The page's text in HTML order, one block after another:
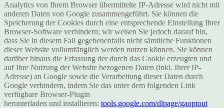
Analytics von Ihrem Browser übermittelte IP-Adresse wird nicht mit
anderen Daten von Google zusammengeführt. Sie können die
Speicherung der Cookies durch eine entsprechende Einstellung Ihrer
Browser-Software verhindern; wir weisen Sie jedoch darauf hin,
dass Sie in diesem Fall gegebenenfalls nicht sämtliche Funktionen
dieser Website vollumfänglich werden nutzen können. Sie können
darüber hinaus die Erfassung der durch das Cookie erzeugten und
auf Ihre Nutzung der Website bezogenen Daten (inkl. Ihrer IP-
Adresse) an Google sowie die Verarbeitung dieser Daten durch
Google verhindern, indem Sie das unter dem folgenden Link
verfügbare Browser-Plugin
herunterladen und installieren: tools.google.com/dlpage/gaoptout